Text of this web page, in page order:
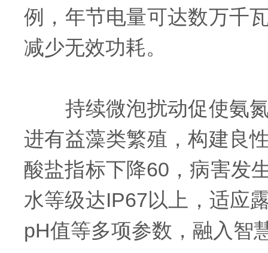
例，年节电量可达数万千
减少无效功耗。
持续微泡扰动促使氨氮
进有益藻类繁殖，构建良
酸盐指标下降60，病害发
水等级达IP67以上，适应
pH值等多项参数，融入智